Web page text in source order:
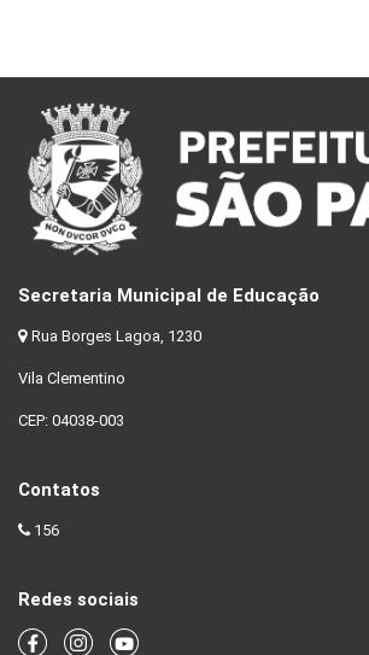
Secretaria Municipal de Educação
Rua Borges Lagoa, 1230
Vila Clementino
CEP: 04038-003
Contatos
156
Redes sociais